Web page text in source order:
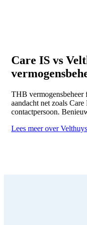
Care IS vs
THB
aandacht net zoals
contactpersoon.
Lees meer over